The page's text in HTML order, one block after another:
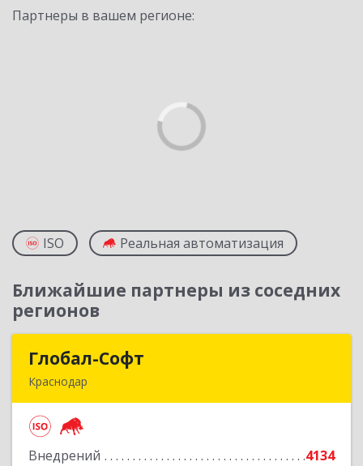
Партнеры в вашем регионе:
ISO Реальная автоматизация
Ближайшие партнеры из соседних
регионов
Глобал-Софт
Краснодар
Внедрений
4134
Подробнее